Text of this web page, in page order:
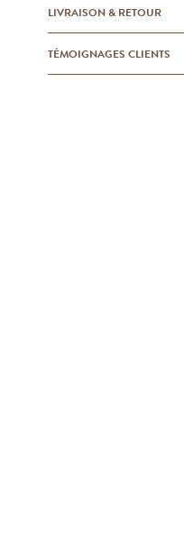
LIVRAISON & RETOUR
TÉMOIGNAGES CLIENTS